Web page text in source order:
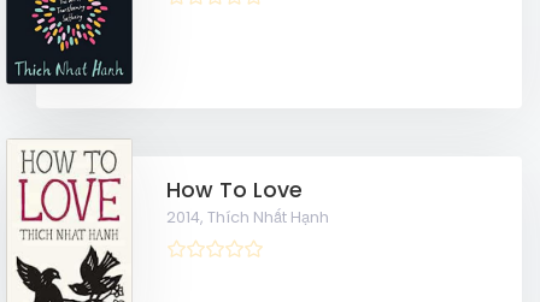
How To Love
2014,Thích Nhất Hạnh